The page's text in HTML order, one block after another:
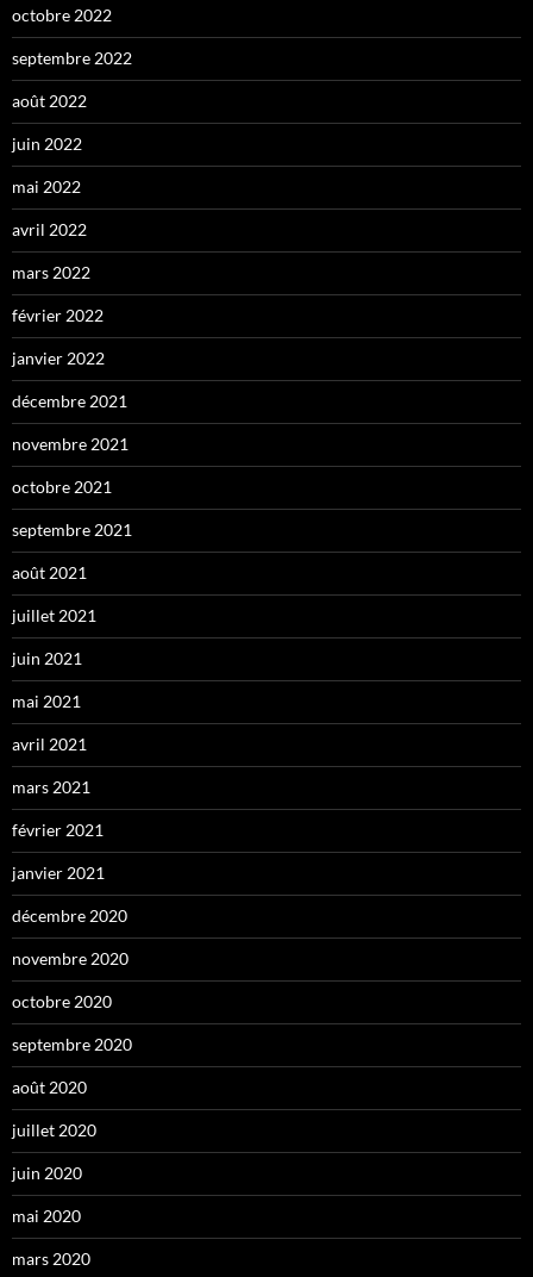
octobre 2022
septembre 2022
août 2022
juin 2022
mai 2022
avril 2022
mars 2022
février 2022
janvier 2022
décembre 2021
novembre 2021
octobre 2021
septembre 2021
août 2021
juillet 2021
juin 2021
mai 2021
avril 2021
mars 2021
février 2021
janvier 2021
décembre 2020
novembre 2020
octobre 2020
septembre 2020
août 2020
juillet 2020
juin 2020
mai 2020
mars 2020